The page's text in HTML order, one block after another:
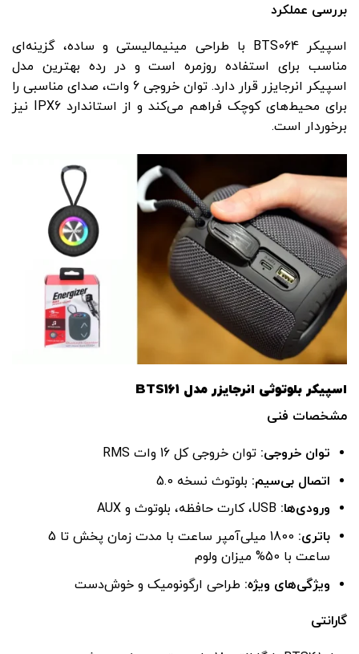
بررسی عملکرد
اسپیکر BTS064 با طراحی مینیمالیستی و ساده، گزینه‌ای
مناسب برای استفاده روزمره است و در رده بهترین مدل
اسپیکر انرجایزر قرار دارد. توان خروجی 6 وات، صدای مناسبی را
برای محیط‌های کوچک فراهم می‌کند و از استاندارد IPX6 نیز
برخوردار است.
اسپیکر بلوتوثی انرجایزر مدل BTS161
مشخصات فنی
توان خروجی: توان خروجی کل 16 وات RMS
اتصال بی‌سیم: بلوتوث نسخه 5.0
ورودی‌ها: USB، کارت حافظه، بلوتوث و AUX
باتری:
1800 میلی‌آمپر ساعت با مدت زمان پخش تا 5
ساعت با 50% میزان ولوم
ویژگی‌های ویژه: طراحی ارگونومیک و خوش‌دست
گارانتی